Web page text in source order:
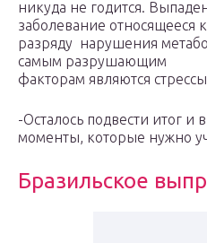
никуда не годится.
заболевание относящееся к
разряду нарушения
самым разрушающим
факторам являются
-Осталось подвести итог и
моменты, которые нужно
Бразильское